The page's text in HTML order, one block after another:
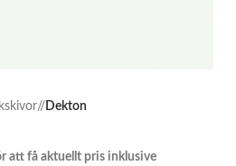
/ Dekton
att få aktuellt pris inklusive